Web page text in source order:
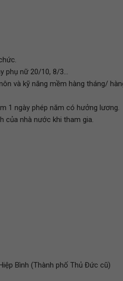
phụ nữ 20/10, 8/3...
và kỹ năng mềm hàng tháng/
1 ngày phép năm có hưởng lương.
của nhà nước khi tham gia.
Bình (Thành phố Thủ Đức cũ)